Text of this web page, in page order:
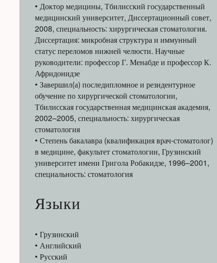
• Доктор медицины, Тбилисский государственный
медицинский университет, Диссертационный совет,
2008, специальность: хирургическая стоматология.
Диссертация: микробная структура и иммунный
статус переломов нижней челюсти. Научные
руководители: профессор Г. Менабде и профессор К.
Афридонидзе
• Завершил(а) последипломное и резидентурное
обучение по хирургической стоматологии,
Тбилисская государственная медицинская академия,
2002–2005, специальность: хирургическая
стоматология
• Степень бакалавра (квалификация врач-стоматолог)
в медицине, факультет стоматологии, Грузинский
университет имени Григола Робакидзе, 1996–2001,
специальность: стоматология
Языки
• Грузинский
• Английский
• Русский